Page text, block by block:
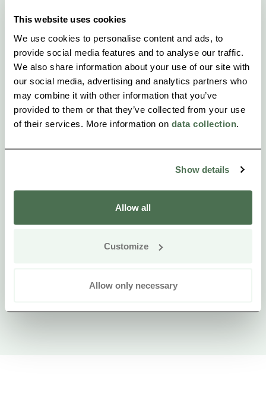
This website uses cookies
We use cookies to personalise content and ads, to
provide social media features and to analyse our traffic.
We also share information about your use of our site with
our social media, advertising and analytics partners who
may combine it with other information that you’ve
provided to them or that they’ve collected from your use
of their services. More information on data collection
Show details
Allow all
Customize
Allow only necessary